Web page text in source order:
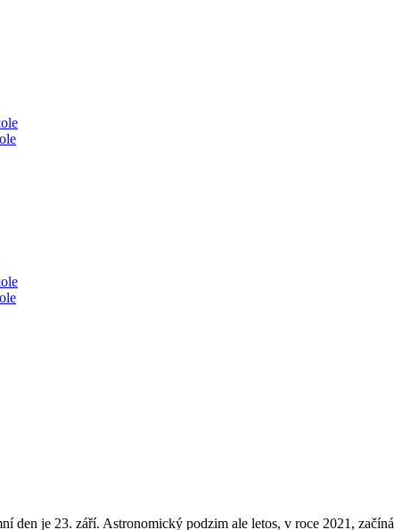
den je 23. září. Astronomický podzim ale letos, v roce 2021,